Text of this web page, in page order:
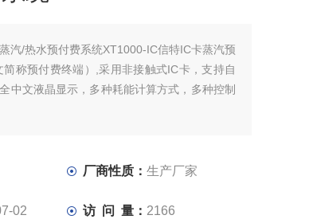
汽/热水预付费系统XT1000-IC信特IC卡蒸汽预
称预付费终端）,采用非接触式IC卡，支持自
中文液晶显示，多种耗能计算方式，多种控制
工业监控、农业、油田、水利、热力等行业的
厂商性质：生产厂家
02 访 问 量： 2166